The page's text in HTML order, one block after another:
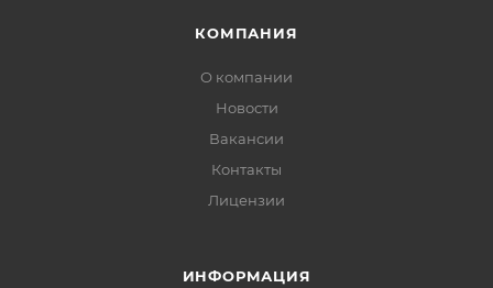
КОМПАНИЯ
О компании
Новости
Вакансии
Контакты
Лицензии
ИНФОРМАЦИЯ